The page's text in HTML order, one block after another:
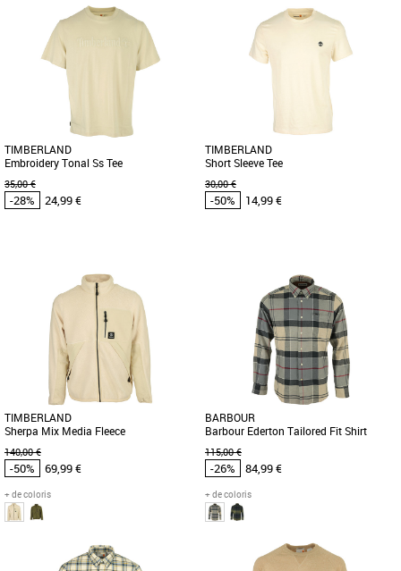
Vêtements pas cher et Promos
Vêtements
Orné d'un logo Timberland® audacieux
sur le devant, ce sweat à capuche
confortable présente une coupe [...]
Vêtements pas cher et Promos
Vêtements
Le t-shirt Kennebec River Brand Tree
combine parfaitement l'esthétique
TIMBERLAND
Embroidery Tonal Ss Tee
35,00 €
-28% 24,99 €
Vêtements pas cher et Promos
Vêtements
Ce t-shirt à manches courtes pour
homme affiche fièrement l'audacieux
logo Timberland® sur le devant. [...]
TIMBERLAND
Short Sleeve Tee
30,00 €
-50% 14,99 €
Vêtements pas cher et Promos
Ce t-shirt slim pour homme est
entièrement conçu dans du coton
biologique, cultivé sans produits
chimiques [...]
TIMBERLAND
Sherpa Mix Media Fleece
140,00 €
-50% 69,99 €
+ de coloris
Vêtements pas cher et Promos
BARBOUR
Barbour Ederton Tailored Fit Shirt
115,00 €
-26% 84,99 €
+ de coloris
Vêtements pas cher et Promos